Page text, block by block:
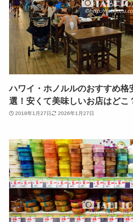
ハワイ・ホノルルのおすすめ格
選！安くて美味しいお店はどこ
2018年1月27日 2026年1月27日